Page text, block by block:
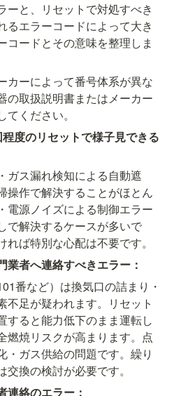
ーと、リセットで対処すべき
るエラーコードによって大き
コードとその意味を整理しま
カーによって番号体系が異な
の取扱説明書またはメーカー
ください。
度のリセットで様子見できる
ガス漏れ検知による自動遮
操作で解決することがほとん
電源ノイズによる制御エラー
で解決するケースが多いで
ば特別な心配は不要です。
者へ連絡すべきエラー：
番など）は換気口の詰まり・
不足が疑われます。リセット
すると能力低下のまま運転し
燃焼リスクが高まります。点
・ガス供給の問題です。繰り
換の検討が必要です。
連絡のエラー：